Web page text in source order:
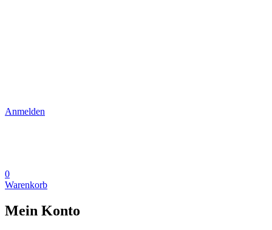
Anmelden
0
Warenkorb
Mein Konto